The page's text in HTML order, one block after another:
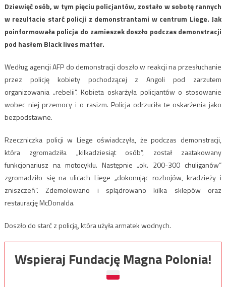
Dziewięć osób, w tym pięciu policjantów, zostało w sobotę rannych
w rezultacie starć policji z demonstrantami w centrum Liege. Jak
poinformowała policja do zamieszek doszło podczas demonstracji
pod hasłem Black lives matter.
Według agencji AFP do demonstracji doszło w reakcji na przesłuchanie
przez policję kobiety pochodzącej z Angoli pod zarzutem
organizowania „rebelii”. Kobieta oskarżyła policjantów o stosowanie
wobec niej przemocy i o rasizm. Policja odrzuciła te oskarżenia jako
bezpodstawne.
Rzeczniczka policji w Liege oświadczyła, że podczas demonstracji,
która zgromadziła „kilkadziesiąt osób”, został zaatakowany
funkcjonariusz na motocyklu. Następnie „ok. 200-300 chuliganów”
zgromadziło się na ulicach Liege „dokonując rozbojów, kradzieży i
zniszczeń”. Zdemolowano i splądrowano kilka sklepów oraz
restaurację McDonalda.
Doszło do starć z policją, która użyła armatek wodnych.
Wspieraj Fundację Magna Polonia!